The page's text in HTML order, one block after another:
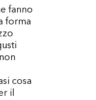
fanno
forma
cosa
il